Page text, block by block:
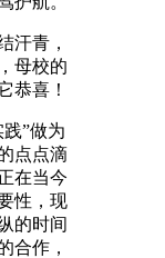
青，
母校的
恭喜！
”做为
点点滴
在当今
性，现
的时间
合作，